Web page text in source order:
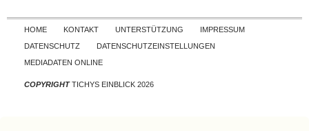
Skip to content
HOME KONTAKT UNTERSTÜTZUNG
IMPRESSUM
DATENSCHUTZ
DATENSCHUTZEINSTELLUNGEN
MEDIADATEN ONLINE
COPYRIGHTTICHYS EINBLICK 2026